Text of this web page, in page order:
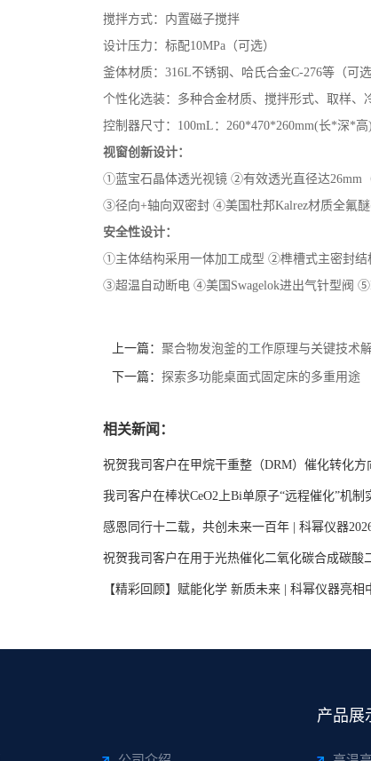
搅拌方式：内置磁子搅拌
设计压力：标配10MPa（可选）
釜体材质：316L不锈钢、哈氏合金C-276等（可选
个性化选装：多种合金材质、搅拌形式、取样、
控制器尺寸：100mL：260*470*260mm(长*深*高)
视窗创新设计：
①蓝宝石晶体透光视镜 ②有效透光直径达26mm
③径向+轴向双密封 ④美国杜邦Kalrez材质全氟醚
安全性设计：
①主体结构采用一体加工成型 ②榫槽式主密封结
③超温自动断电 ④美国Swagelok进出气针型阀
上一篇： 聚合物发泡釜的工作原理与关键技术
下一篇： 探索多功能桌面式固定床的多重用途
相关新闻：
祝贺我司客户在甲烷干重整（DRM）催化转化方
我司客户在棒状CeO2上Bi单原子“远程催化”机
感恩同行十二载，共创未来一百年 | 科幂仪器
祝贺我司客户在用于光热催化二氧化碳合成碳酸
【精彩回顾】赋能化学 新质未来 | 科幂仪器亮
产品展